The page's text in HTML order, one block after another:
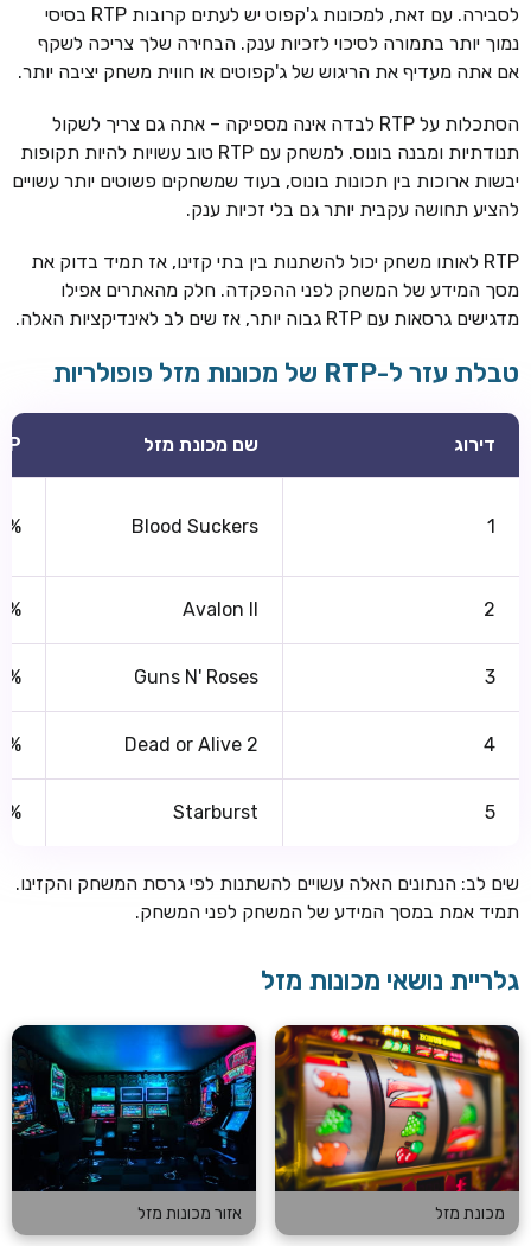
לסבירה. עם זאת, למכונות ג'קפוט יש לעתים קרובות RTP בסיסי
נמוך יותר בתמורה לסיכוי לזכיות ענק. הבחירה שלך צריכה לשקף
אם אתה מעדיף את הריגוש של ג'קפוטים או חווית משחק יציבה יותר.
הסתכלות על RTP לבדה אינה מספיקה – אתה גם צריך לשקול
תנודתיות ומבנה בונוס. למשחק עם RTP טוב עשויות להיות תקופות
יבשות ארוכות בין תכונות בונוס, בעוד שמשחקים פשוטים יותר עשויים
להציע תחושה עקבית יותר גם בלי זכיות ענק.
RTP לאותו משחק יכול להשתנות בין בתי קזינו, אז תמיד בדוק את
מסך המידע של המשחק לפני ההפקדה. חלק מהאתרים אפילו
מדגישים גרסאות עם RTP גבוה יותר, אז שים לב לאינדיקציות האלה.
טבלת עזר ל-RTP של מכונות מזל פופולריות
דירוג שם מכונת מזל
1
Blood Suckers
2
Avalon II
3
Guns N' Roses
4
Dead or Alive 2
5
Starburst
שים לב: הנתונים האלה עשויים להשתנות לפי גרסת המשחק והקזינו.
תמיד אמת במסך המידע של המשחק לפני המשחק.
גלריית נושאי מכונות מזל
מכונת מזל אזור מכונות מזל